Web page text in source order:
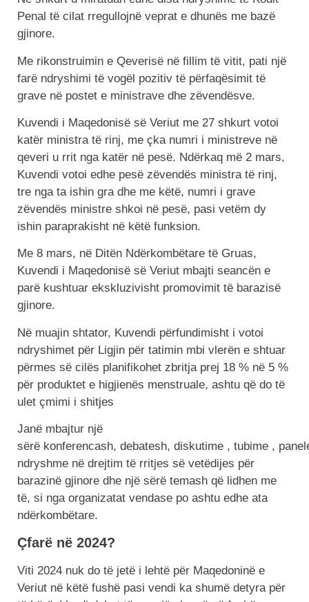
Penal të cilat rregullojnë veprat e dhunës me bazë
gjinore.
Me rikonstruimin e Qeverisë në fillim të vitit, pati një
farë ndryshimi të vogël pozitiv të përfaqësimit të
grave në postet e ministrave dhe zëvendësve.
Kuvendi i Maqedonisë së Veriut me 27 shkurt votoi
katër ministra të rinj, me çka numri i ministreve në
qeveri u rrit nga katër në pesë. Ndërkaq më 2 mars,
Kuvendi votoi edhe pesë zëvendës ministra të rinj,
tre nga ta ishin gra dhe me këtë, numri i grave
zëvendës ministre shkoi në pesë, pasi vetëm dy
ishin paraprakisht në këtë funksion.
Me 8 mars, në Ditën Ndërkombëtare të Gruas,
Kuvendi i Maqedonisë së Veriut mbajti seancën e
parë kushtuar ekskluzivisht promovimit të barazisë
gjinore.
Në muajin shtator, Kuvendi përfundimisht i votoi
ndryshimet për Ligjin për tatimin mbi vlerën e shtuar
përmes së cilës planifikohet zbritja prej 18 % në 5 %
për produktet e higjienës menstruale, ashtu që do të
ulet çmimi i shitjes
Janë mbajtur një
sërë konferencash, debatesh, diskutime , tubime ,
ndryshme në drejtim të rritjes së vetëdijes për
barazinë gjinore dhe një sërë temash që lidhen me
të, si nga organizatat vendase po ashtu edhe ata
ndërkombëtare.
Çfarë në 2024?
Viti 2024 nuk do të jetë i lehtë për Maqedoninë e
Veriut në këtë fushë pasi vendi ka shumë detyra për